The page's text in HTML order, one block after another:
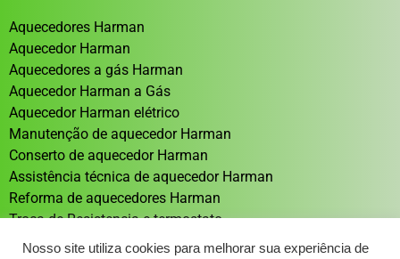
Aquecedores Harman
Aquecedor Harman
Aquecedores a gás Harman
Aquecedor Harman a Gás
Aquecedor Harman elétrico
Manutenção de aquecedor Harman
Conserto de aquecedor Harman
Assistência técnica de aquecedor Harman
Reforma de aquecedores Harman
Troca de Resistencia e termostato
Aquecedor solar Sistema de aquecimento solar
Nosso site utiliza cookies para melhorar sua experiência de